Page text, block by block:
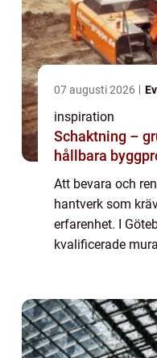
07 augusti 2026
inspiration
Schaktning –
hållbara
Att bevara och
hantverk som
erfarenhet. I
kvalificerade